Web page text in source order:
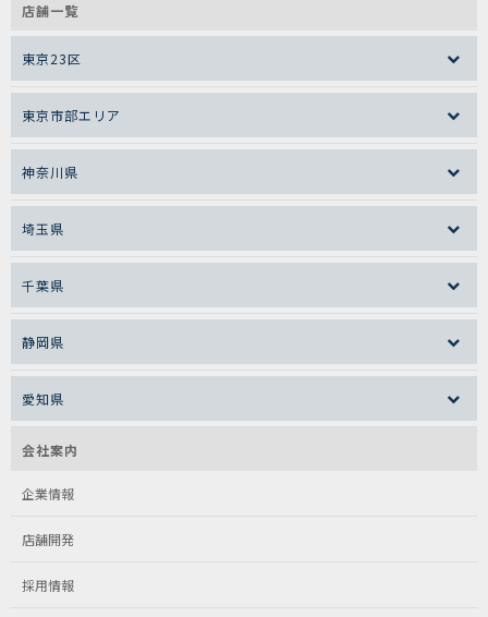
店舗一覧
東京23区
東京市部エリア
神奈川県
埼玉県
千葉県
静岡県
愛知県
会社案内
企業情報
店舗開発
採用情報